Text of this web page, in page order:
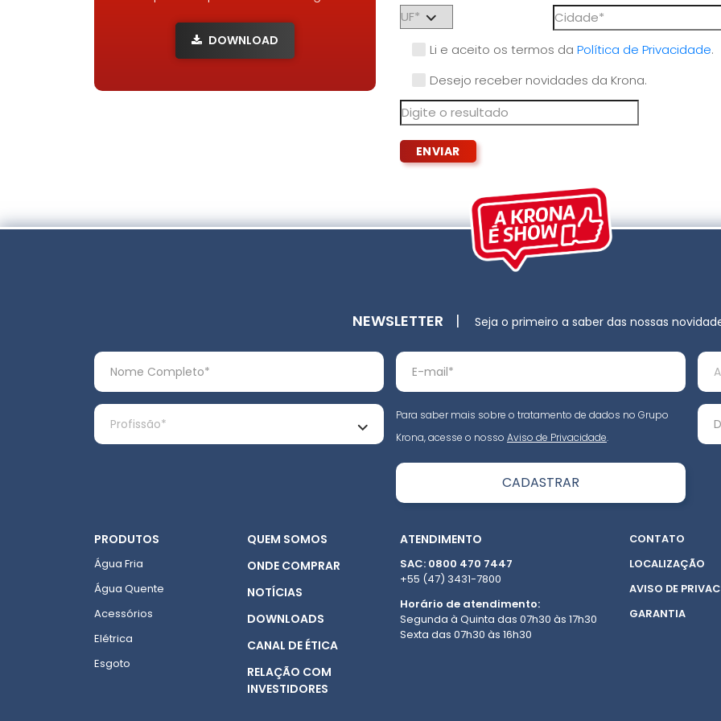
DOWNLOAD
Li e aceito os termos da Política de Privacidade.
Desejo receber novidades da Krona.
NEWSLETTER | Seja o primeiro a saber das nossas
Para saber mais sobre o tratamento de dados no Grupo
Krona, acesse o nosso Aviso de Privacidade.
PRODUTOS
Água Fria
Água Quente
Acessórios
Elétrica
Esgoto
QUEM SOMOS
ONDE COMPRAR
NOTÍCIAS
DOWNLOADS
CANAL DE ÉTICA
RELAÇÃO COM
INVESTIDORES
ATENDIMENTO
SAC: 0800 470 7447
+55 (47) 3431-7800
Horário de atendimento:
Segunda à Quinta das 07h30 às 17h30
Sexta das 07h30 às 16h30
CONTATO
LOCALIZAÇÃO
AVISO DE
GARANTIA